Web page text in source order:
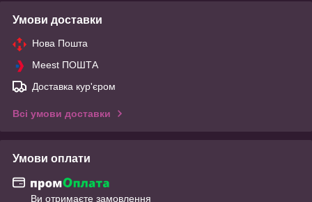
Умови доставки
Нова Пошта
Meest ПОШТА
Доставка кур'єром
Всі умови доставки
Умови оплати
Ви отримаєте замовлення